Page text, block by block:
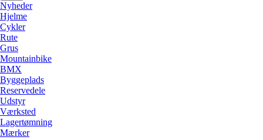
Nyheder
Hjelme
Cykler
Rute
Grus
Mountainbike
BMX
Byggeplads
Reservedele
Udstyr
Værksted
Lagertømning
Mærker